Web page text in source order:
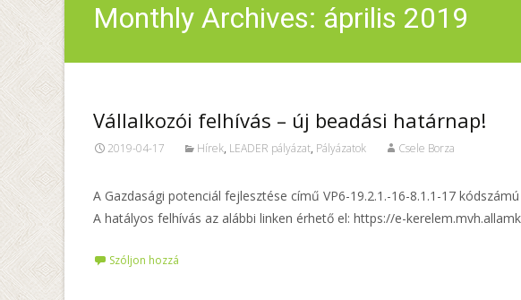
Monthly Archives: április 2019
Vállalkozói felhívás – új beadási határnap!
2019-04-17 Hírek, LEADER pályázat, Pályázatok Csele Borza
A Gazdasági potenciál fejlesztése című VP6-19.2.1.-16-8.1.1-17
A hatályos felhívás az alábbi linken érhető el: https://e-
Szóljon hozzá